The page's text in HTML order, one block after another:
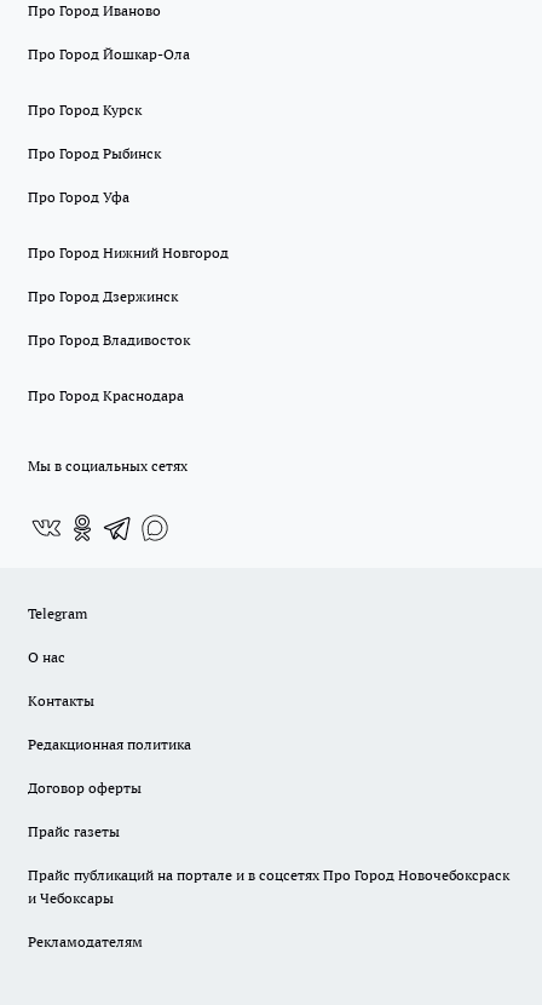
Про Город Иваново
Про Город Йошкар-Ола
Про Город Курск
Про Город Рыбинск
Про Город Уфа
Про Город Нижний Новгород
Про Город Дзержинск
Про Город Владивосток
Про Город Краснодара
Мы в социальных сетях
Telegram
О нас
Контакты
Редакционная политика
Договор оферты
Прайс газеты
Прайс публикаций на портале и в соцсетях Про Город Новочебоксраск
и Чебоксары
Рекламодателям